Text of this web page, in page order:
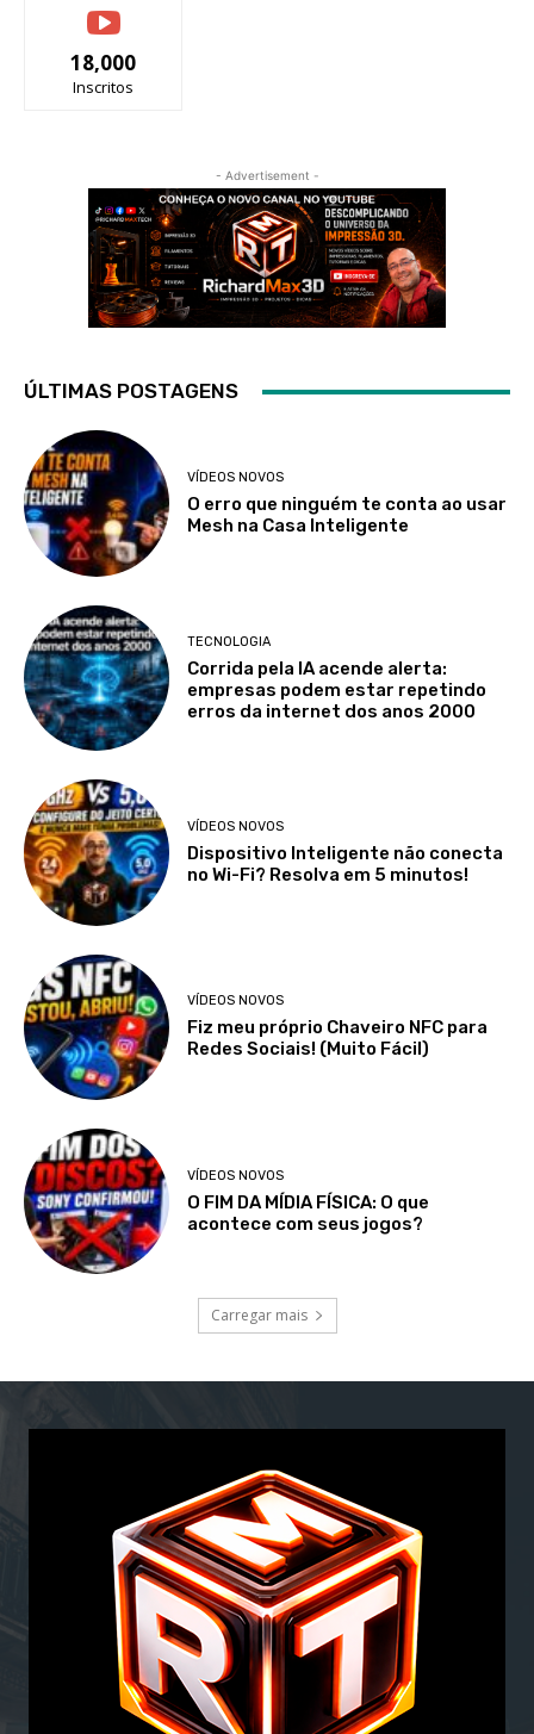
18,000
Inscritos
- Advertisement -
ÚLTIMAS POSTAGENS
VÍDEOS NOVOS
O erro que ninguém te conta ao usar
Mesh na Casa Inteligente
TECNOLOGIA
Corrida pela IA acende alerta:
empresas podem estar repetindo
erros da internet dos anos 2000
VÍDEOS NOVOS
Dispositivo Inteligente não conecta
no Wi-Fi? Resolva em 5 minutos!
VÍDEOS NOVOS
Fiz meu próprio Chaveiro NFC para
Redes Sociais! (Muito Fácil)
VÍDEOS NOVOS
O FIM DA MÍDIA FÍSICA: O que
acontece com seus jogos?
Carregar mais